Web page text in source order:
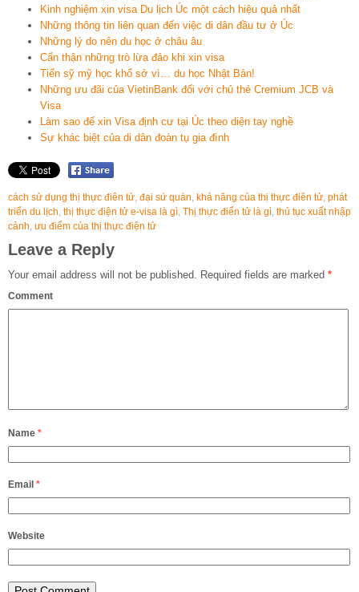
Kinh nghiệm xin visa Du lịch Úc một cách hiệu quả nhất
Những thông tin liên quan đến việc di dân đầu tư ở Úc
Những lý do nên du học ở châu âu
Cẩn thận những trò lừa đảo khi xin visa
Tiến sỹ mỹ học khổ sở vì… du học Nhật Bản!
Những ưu đãi của VietinBank đối với chủ thẻ Cremium JCB và
Visa
Làm sao để xin Visa định cư tại Úc theo diện tay nghề
Sự khác biệt của di dân đoàn tụ gia đình
cách sử dụng thị thực điên tử, đại sứ quán, khả năng của thị thực điên tử, phát
triển du lịch, thị thực điện tử e-visa là gì, Thị thực điển tử là gì, thủ tục xuất nhập
cảnh, ưu điểm của thị thực điện tử
Leave a Reply
Your email address will not be published. Required fields are marked *
Comment
Name *
Email *
Website